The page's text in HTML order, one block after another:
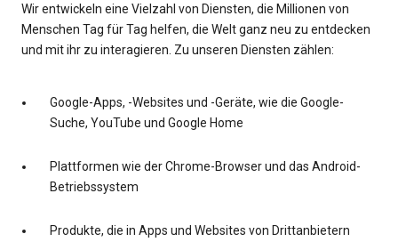
Wir entwickeln eine Vielzahl von Diensten, die Millionen von
Menschen Tag für Tag helfen, die Welt ganz neu zu entdecken
und mit ihr zu interagieren. Zu unseren Diensten zählen:
Google-Apps, -Websites und -Geräte, wie die Google-
Suche, YouTube und Google Home
Plattformen wie der Chrome-Browser und das Android-
Betriebssystem
Produkte, die in Apps und Websites von Drittanbietern